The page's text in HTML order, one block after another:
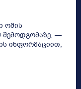
ომის
შემოდგომაზე, —
ინფორმაციით,